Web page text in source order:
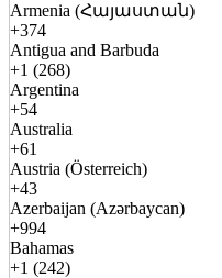
Armenia (Հայաստան)
+374
Antigua and Barbuda
+1 (268)
Argentina
+54
Australia
+61
Austria (Österreich)
+43
Azerbaijan (Azərbaycan)
+994
Bahamas
+1 (242)